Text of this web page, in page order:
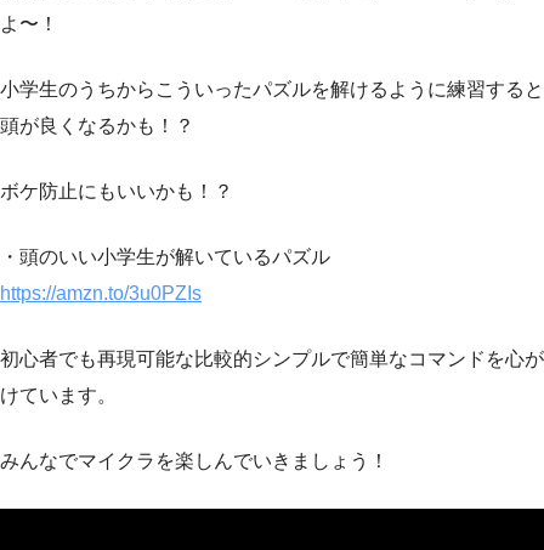
よ〜！
小学生のうちからこういったパズルを解けるように練習すると
頭が良くなるかも！？
ボケ防止にもいいかも！？
・頭のいい小学生が解いているパズル
https://amzn.to/3u0PZIs
初心者でも再現可能な比較的シンプルで簡単なコマンドを心が
けています。
みんなでマイクラを楽しんでいきましょう！